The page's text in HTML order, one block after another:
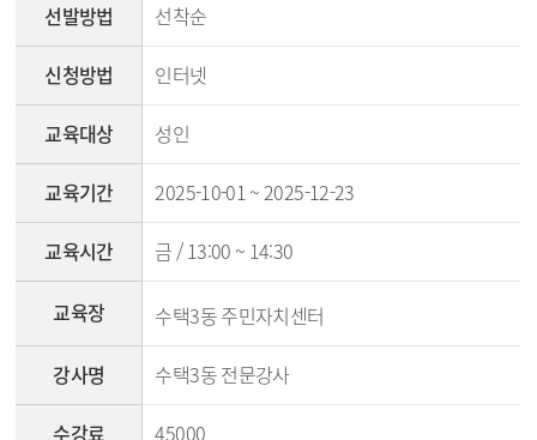
선발방법 선착순
신청방법 인터넷
교육대상 성인
교육기간 2025-10-01 ~ 2025-12-23
교육시간 금 / 13:00 ~ 14:30
교육장 수택3동 주민자치센터
강사명 수택3동 전문강사
수강료 45000